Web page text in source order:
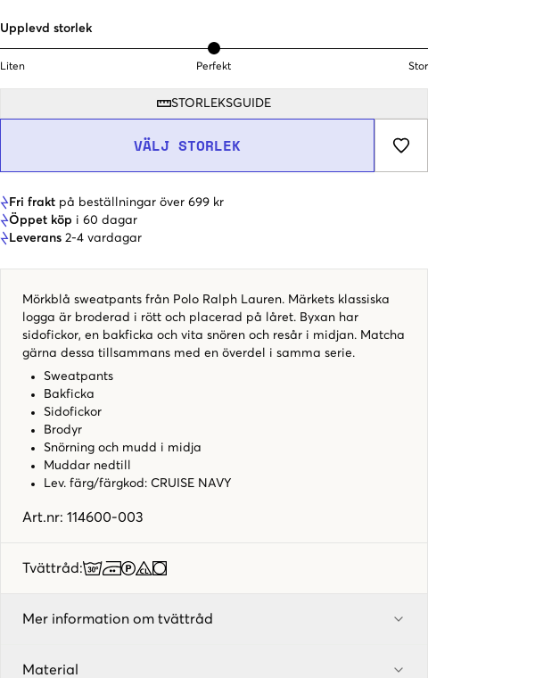
Upplevd storlek
Liten Perfekt Stor
STORLEKSGUIDE
VÄLJ STORLEK
Fri frakt på beställningar över 699 kr
Öppet köp i 60 dagar
Leverans 2-4 vardagar
Mörkblå sweatpants från Polo Ralph Lauren. Märkets klassiska
logga är broderad i rött och placerad på låret. Byxan har
sidofickor, en bakficka och vita snören och resår i midjan. Matcha
gärna dessa tillsammans med en överdel i samma serie.
Sweatpants
Bakficka
Sidofickor
Brodyr
Snörning och mudd i midja
Muddar nedtill
Lev. färg/färgkod : CRUISE NAVY
Art.nr: 114600-003
Tvättråd:
Mer information om tvättråd
Material